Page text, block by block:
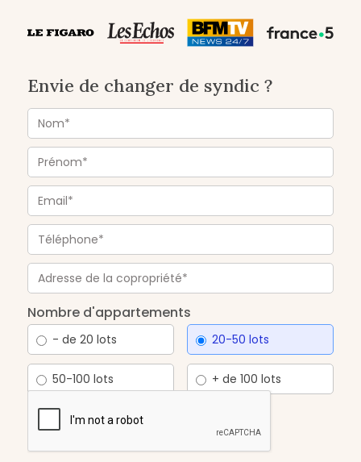
Envie de changer de syndic ?
Nombre d'appartements
- de 20 lots 20-50 lots
50-100 lots + de 100 lots